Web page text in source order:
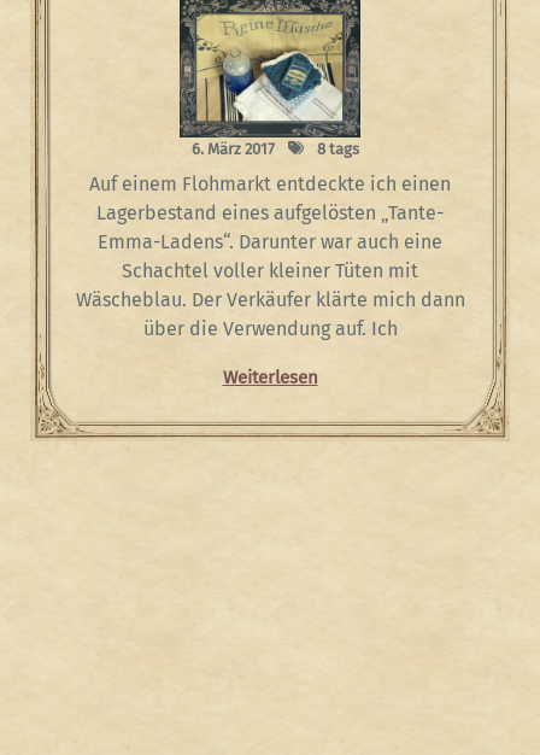
6. März 2017 8 tags
Auf einem Flohmarkt entdeckte ich einen
Lagerbestand eines aufgelösten „Tante-
Emma-Ladens“. Darunter war auch eine
Schachtel voller kleiner Tüten mit
Wäscheblau. Der Verkäufer klärte mich dann
über die Verwendung auf. Ich
Weiterlesen